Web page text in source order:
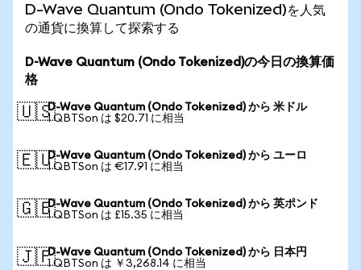
D-Wave Quantum (Ondo Tokenized)を人気
の通貨に換算して探索する
D-Wave Quantum (Ondo Tokenized)の今日の換算価
格
🇺🇸D-Wave Quantum (Ondo Tokenized) から 米ドル
1 QBTSon は $20.71 に相当
🇪🇺D-Wave Quantum (Ondo Tokenized) から ユーロ
1 QBTSon は €17.91 に相当
🇬🇧D-Wave Quantum (Ondo Tokenized) から 英ポンド
1 QBTSon は £15.35 に相当
🇯🇵D-Wave Quantum (Ondo Tokenized) から 日本円
1 QBTSon は ￥3,268.14 に相当